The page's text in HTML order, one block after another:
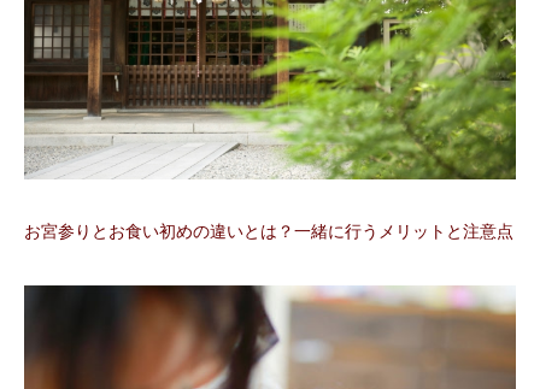
お宮参りとお食い初めの違いとは？一緒に行うメリットと注意点